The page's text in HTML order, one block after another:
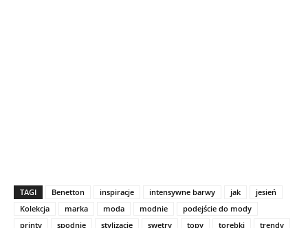
TAGI Benetton inspiracje intensywne barwy jak
jesień
Kolekcja
marka moda modnie
podejście do mody
printy
spodnie stylizacje swetry topy torebki
trendy